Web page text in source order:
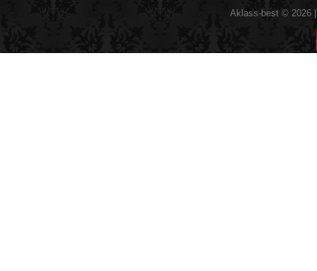
Aklass-best © 2026